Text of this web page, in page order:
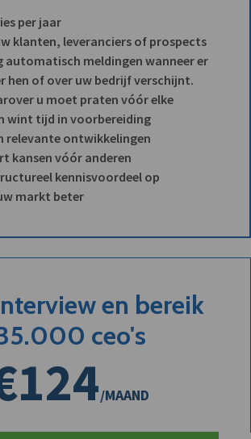
per jaar
klanten, leveranciers of prospects
automatisch meldingen wanneer er
hen of over uw bedrijf verschijnt.
u moet praten vóór elke
wint tijd in voorbereiding
relevante ontwikkelingen
kansen vóór anderen
kennisvoordeel op
markt beter
en bereik
ceo's
/MAAND